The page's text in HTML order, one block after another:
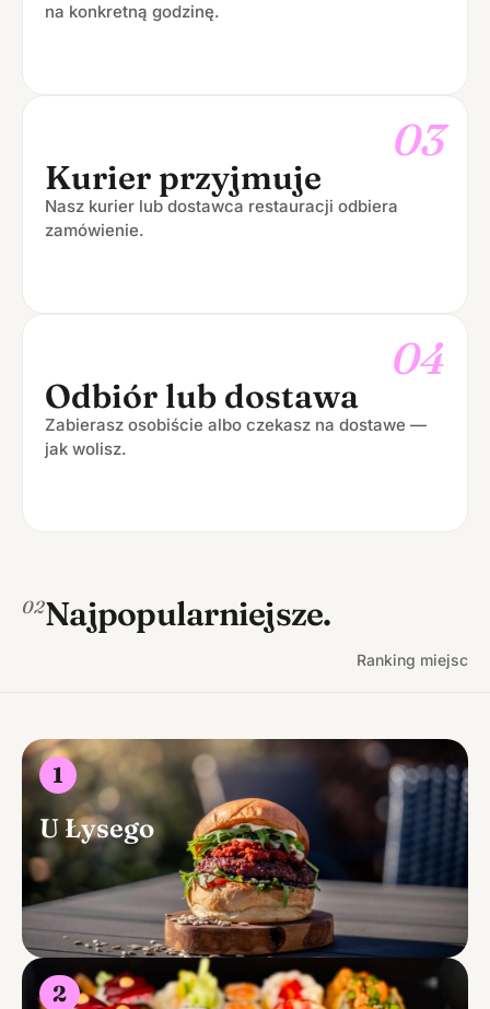
na konkretną godzinę.
03
Kurier przyjmuje
Nasz kurier lub dostawca restauracji odbiera
zamówienie.
04
Odbiór lub dostawa
Zabierasz osobiście albo czekasz na dostawe —
jak wolisz.
02Najpopularniejsze.
Ranking miejsc
1
U Łysego
2